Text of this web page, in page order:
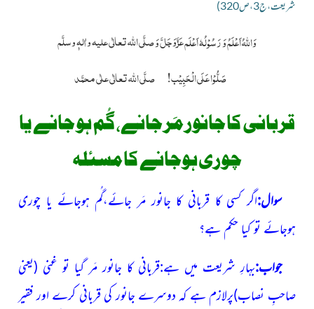
شریعت،ج3،ص320)
وَاللہُ اَعْلَمُ وَ رَسُوْلُہٗ اَعْلَمعَزَّوَجَلَّوَصلَّی اللّٰہ تعالٰی علیہ واٰلہٖ وسلَّم
صَلُّوْا عَلَی الْحَبِیْب! صلَّی اللہ تعالٰی علٰی محمَّد
قربانی کا جانور مَر جانے، گُم ہوجانے یا
چوری ہوجانے کا مسئلہ
سوال:اگر کسی کا قربانی کا جانور مَر جائے،گُم ہوجائے یا چوری
ہوجائے تو کیا حکم ہے؟
جواب:بہارِ شریعت میں ہے:قربانی کا جانور مَر گیا تو غنی (یعنی
صاحبِ نصاب)پرلازم ہے کہ دوسرے جانور کی قربانی کرے اور فقیر